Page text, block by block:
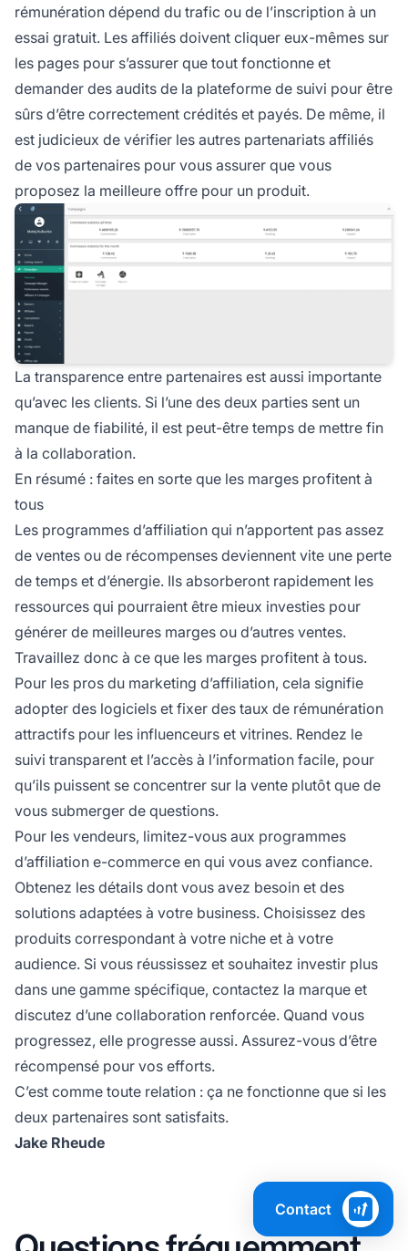
rémunération dépend du trafic ou de l’inscription à un
essai gratuit. Les affiliés doivent cliquer eux-mêmes sur
les pages pour s’assurer que tout fonctionne et
demander des audits de la plateforme de suivi pour être
sûrs d’être correctement crédités et payés. De même, il
est judicieux de vérifier les autres partenariats affiliés
de vos partenaires pour vous assurer que vous
proposez la meilleure offre pour un produit.
La transparence entre partenaires est aussi importante
qu’avec les clients. Si l’une des deux parties sent un
manque de fiabilité, il est peut-être temps de mettre fin
à la collaboration.
En résumé : faites en sorte que les marges profitent à
tous
Les programmes d’affiliation qui n’apportent pas assez
de ventes ou de récompenses deviennent vite une perte
de temps et d’énergie. Ils absorberont rapidement les
ressources qui pourraient être mieux investies pour
générer de meilleures marges ou d’autres ventes.
Travaillez donc à ce que les marges profitent à tous.
Pour les pros du marketing d’affiliation, cela signifie
adopter des logiciels et fixer des taux de rémunération
attractifs pour les influenceurs et vitrines. Rendez le
suivi transparent et l’accès à l’information facile, pour
qu’ils puissent se concentrer sur la vente plutôt que de
vous submerger de questions.
Pour les vendeurs, limitez-vous aux programmes
d’affiliation e-commerce en qui vous avez confiance.
Obtenez les détails dont vous avez besoin et des
solutions adaptées à votre business. Choisissez des
produits correspondant à votre niche et à votre
audience. Si vous réussissez et souhaitez investir plus
dans une gamme spécifique, contactez la marque et
discutez d’une collaboration renforcée. Quand vous
progressez, elle progresse aussi. Assurez-vous d’être
récompensé pour vos efforts.
C’est comme toute relation : ça ne fonctionne que si les
deux partenaires sont satisfaits.
Jake Rheude
Contact